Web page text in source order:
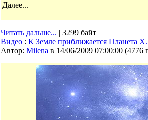
Далее...
Читать дальше... | 3299 байт
Видео : К Земле приближается Планета Х.
Автор: Milena в 14/06/2009 07:00:00 (4776